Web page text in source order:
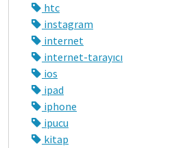
htc
instagram
internet
internet-tarayıcı
ios
ipad
iphone
ipucu
kitap